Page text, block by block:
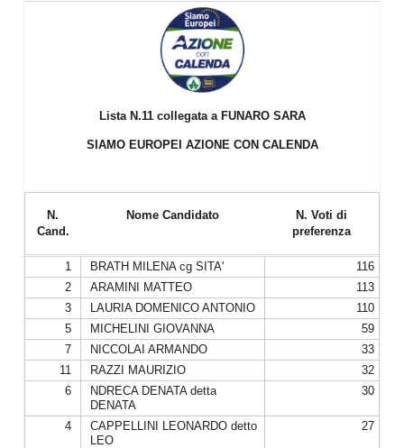
Lista N.11 collegata a FUNARO SARA
SIAMO EUROPEI AZIONE CON CALENDA
N.
Cand.
Nome Candidato
N. Voti di
preferenza
1 BRATH MILENA cg SITA'
116
2
ARAMINI MATTEO
113
3
LAURIA DOMENICO ANTONIO
110
5
MICHELINI GIOVANNA
59
7
NICCOLAI ARMANDO
33
11
RAZZI MAURIZIO
32
6
NDRECA DENATA detta
DENATA
30
4
CAPPELLINI LEONARDO detto
LEO
27